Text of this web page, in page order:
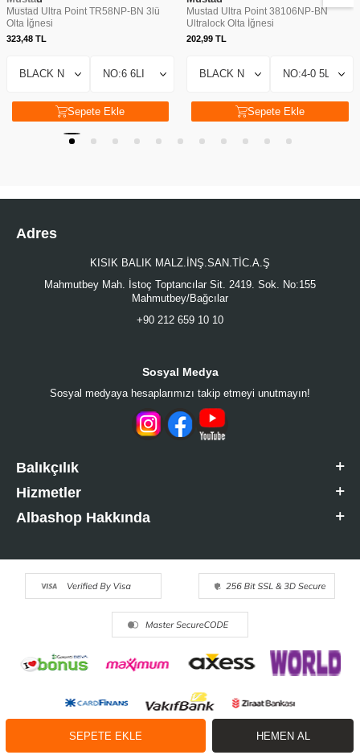
SEPETE EKLE HEMEN AL
Mustad Ultra Point TR58NP-BN 3lü
Olta İğnesi
323,48 TL
Sepete Ekle
Mustad Ultra Point 38106NP-BN
Ultralock Olta İğnesi
202,99TL
Sepete Ekle
Adres
KISIK BALIK MALZ.İNŞ.SAN.TİC.A.Ş
Mahmutbey Mah. İstoç Toptancılar Sit. 2419. Sok. No:155
Mahmutbey/Bağcılar
+90 212 659 10 10
Sosyal Medya
Sosyal medyaya hesaplarımızı takip etmeyi unutmayın!
Balıkçılık
Hizmetler
Albashop Hakkında
T -Soft E-Ticaret Sistemleriyle Hazırlanmıştır.